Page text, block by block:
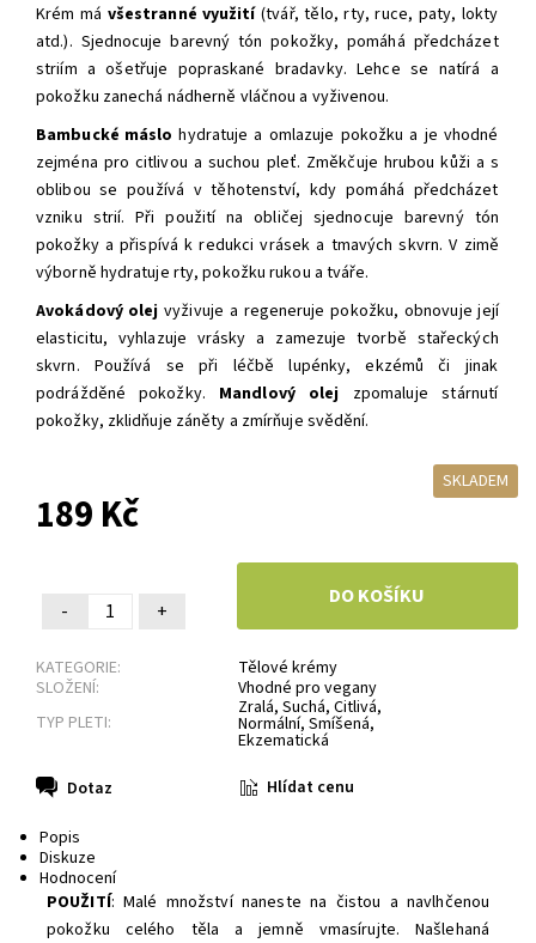
Krém má všestranné využití(tvář, tělo, rty, ruce, paty, lokty
atd.). Sjednocuje barevný tón pokožky, pomáhá předcházet
striím a ošetřuje popraskané bradavky. Lehce se natírá a
pokožku zanechá nádherně vláčnou a vyživenou.
Bambucké máslo hydratuje a omlazuje pokožku a je vhodné
zejména pro citlivou a suchou pleť. Změkčuje hrubou kůži a s
oblibou se používá v těhotenství, kdy pomáhá předcházet
vzniku strií. Při použití na obličej sjednocuje barevný tón
pokožky a přispívá k redukci vrásek a tmavých skvrn. V zimě
výborně hydratuje rty, pokožku rukou a tváře.
Avokádový olej vyživuje a regeneruje pokožku, obnovuje její
elasticitu, vyhlazuje vrásky a zamezuje tvorbě stařeckých
skvrn. Používá se při léčbě lupénky, ekzémů či jinak
podrážděné pokožky. Mandlový olej zpomaluje stárnutí
pokožky, zklidňuje záněty a zmírňuje svědění.
SKLADEM
189 Kč
- +
KATEGORIE:
Tělové krémy
SLOŽENÍ:
Vhodné pro vegany
TYP PLETI:
Zralá, Suchá, Citlivá,
Normální, Smíšená,
Ekzematická
Dotaz
Hlídat cenu
Popis
Diskuze
Hodnocení
POUŽITÍ:Malé množství naneste na čistou a navlhčenou
pokožku celého těla a jemně vmasírujte.Našlehaná